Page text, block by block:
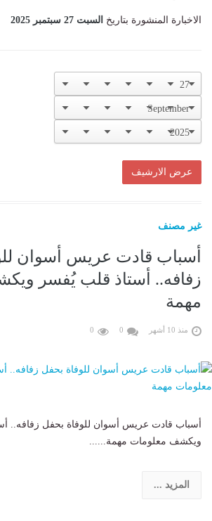
الاخبارة المنشورة بتاريخ السبت 27 سبتمبر 2025
غير مصنف
أسباب قادت عريس أسوان
زفافه.. أستاذ قلب يُفسر
مهمة
منذ 10 أشهر 0
0
أسباب قادت عريس أسوان للوفاة بحفل زفافه..
ويكشف معلومات مهمة......
المزيد ...